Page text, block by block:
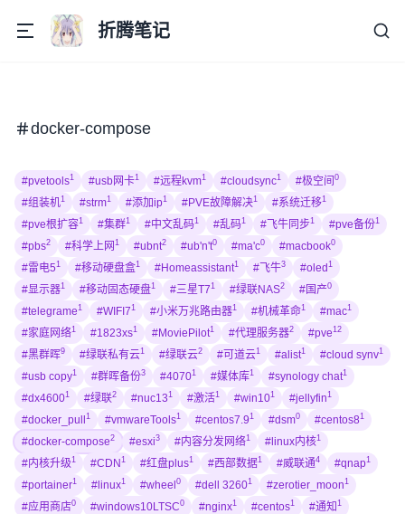
折腾笔记
docker-compose
#pvetools1 #usb网卡1 #远程kvm1 #cloudsync1 #极空间 0
#组装机1 #strm1 #添加ip1 #PVE故障解决1 #系统迁移1
#pve根扩容1 #集群1 #中文乱码1 #乱码1 #飞牛同步1 #pve备份1
#pbs2 #科学上网 1 #ubnt2 #ub'n't0 #ma'c0 #macbook0
#雷电5 1 #移动硬盘盒1 #Homeassistant1 #飞牛3 #oled 1
#显示器1 #移动固态硬盘1 #三星T7 1 #绿联NAS2 #国产0
#telegrame 1 #WIFI7 1 #小米万兆路由器1 #机械革命1 #mac1
#家庭网络1 #1823xs1 #MoviePilot1 #代理服务器2 #pve 12
#黑群晖9 #绿联私有云1 #绿联云2 #可道云1 #alist1 #cloud synv1
#usb copy1 #群晖备份3 #40701 #媒体库1 #synology chat1
#dx46001 #绿联2 #nuc13 1 #激活1 #win101 #jellyfin 1
#docker_pull 1 #vmwareTools1 #centos7.9 1 #dsm0 #centos81
#docker-compose2 #esxi3 #内容分发网络1 #linux内核1
#内核升级 1 #CDN 1 #红盘plus1 #西部数据1 #威联通4 #qnap1
#portainer1 #linux1 #wheel 0 #dell 32601 #zerotier_moon 1
#应用商店0 #windows10LTSC0 #nginx1 #centos1 #通知 1